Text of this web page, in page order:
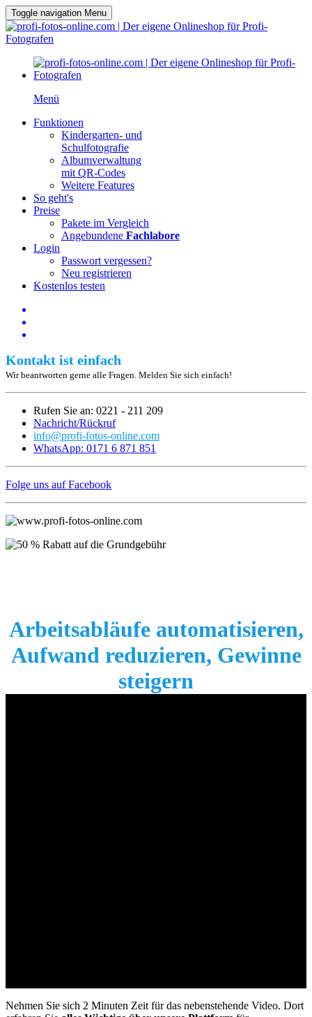
Toggle navigation Menu
Menü
Funktionen
Kindergarten- und
Schulfotografie
Albumverwaltung
mit QR-Codes
Weitere Features
So geht's
Preise
Pakete im Vergleich
Angebundene Fachlabore
Login
Passwort vergessen?
Neu registrieren
Kostenlos testen
Kontakt ist einfach
Wir beantworten gerne alle Fragen. Melden Sie sich einfach!
Rufen Sie an: 0221 - 211 209
Nachricht/Rückruf
info@profi-fotos-online.com
WhatsApp: 0171 6 871 851
Folge uns auf Facebook
Arbeitsabläufe automatisieren,
Aufwand reduzieren, Gewinne
steigern
Nehmen Sie sich 2 Minuten Zeit für das nebenstehende Video. Dort